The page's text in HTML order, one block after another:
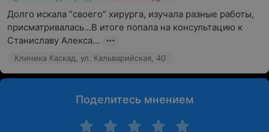
Долго искала “своего” хирурга, изучала разные работы,
присматривалась…В итоге попала на консультацию к
Станиславу Алекса...
Клиника Каскад, ул. Кальварийская, 40
Поделитесь мнением